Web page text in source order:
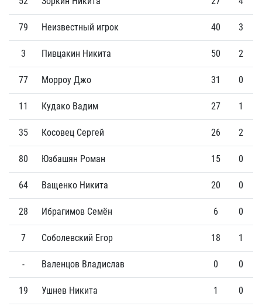
79 Неизвестный игрок 40 3
3 Пивцакин Никита 50 2
77 Морроу Джо 31 0
11 Кудако Вадим 27 1
35 Косовец Сергей 26 2
80 Юзбашян Роман 15 0
64 Ващенко Никита 20 0
28 Ибрагимов Семён 6 0
7 Соболевский Егор 18 1
- Валенцов Владислав 0 0
19 Ушнев Никита 1 0